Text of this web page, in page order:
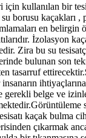
kullanılan bir
borusu kaçakları
en
İzolasyon
Zira bu su
bulunan son
tasarruf ettirecektir.
belge ve
kaçak bulma
çıkarmak